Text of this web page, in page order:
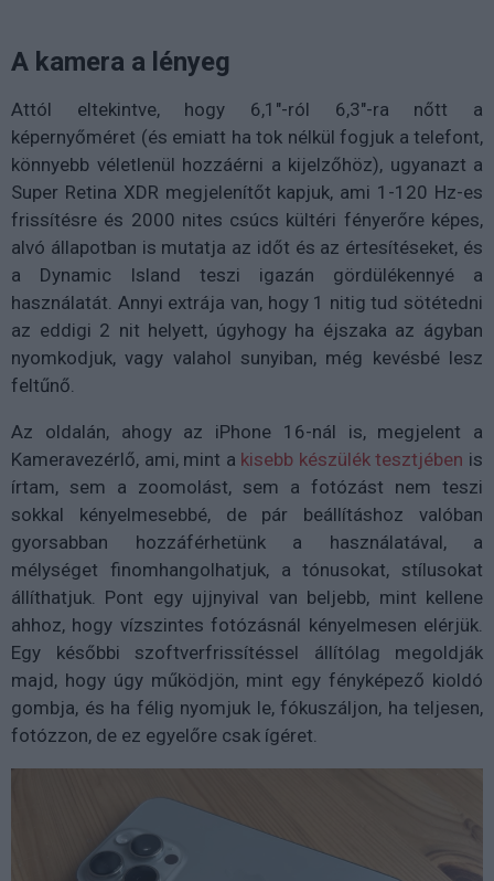
A kamera a lényeg
Attól eltekintve, hogy 6,1"-ról 6,3"-ra nőtt a
képernyőméret (és emiatt ha tok nélkül fogjuk a telefont,
könnyebb véletlenül hozzáérni a kijelzőhöz), ugyanazt a
Super Retina XDR megjelenítőt kapjuk, ami 1-120 Hz-es
frissítésre és 2000 nites csúcs kültéri fényerőre képes,
alvó állapotban is mutatja az időt és az értesítéseket, és
a Dynamic Island teszi igazán gördülékennyé a
használatát. Annyi extrája van, hogy 1 nitig tud sötétedni
az eddigi 2 nit helyett, úgyhogy ha éjszaka az ágyban
nyomkodjuk, vagy valahol sunyiban, még kevésbé lesz
feltűnő.
Az oldalán, ahogy az iPhone 16-nál is, megjelent a
Kameravezérlő, ami, mint a kisebb készülék tesztjében is
írtam, sem a zoomolást, sem a fotózást nem teszi
sokkal kényelmesebbé, de pár beállításhoz valóban
gyorsabban hozzáférhetünk a használatával, a
mélységet finomhangolhatjuk, a tónusokat, stílusokat
állíthatjuk. Pont egy ujjnyival van beljebb, mint kellene
ahhoz, hogy vízszintes fotózásnál kényelmesen elérjük.
Egy későbbi szoftverfrissítéssel állítólag megoldják
majd, hogy úgy működjön, mint egy fényképező kioldó
gombja, és ha félig nyomjuk le, fókuszáljon, ha teljesen,
fotózzon, de ez egyelőre csak ígéret.